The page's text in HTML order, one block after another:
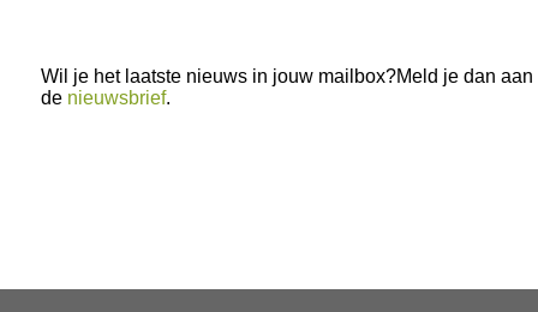
Wil je het laatste nieuws in jouw mailbox?Meld je dan aan
de nieuwsbrief.